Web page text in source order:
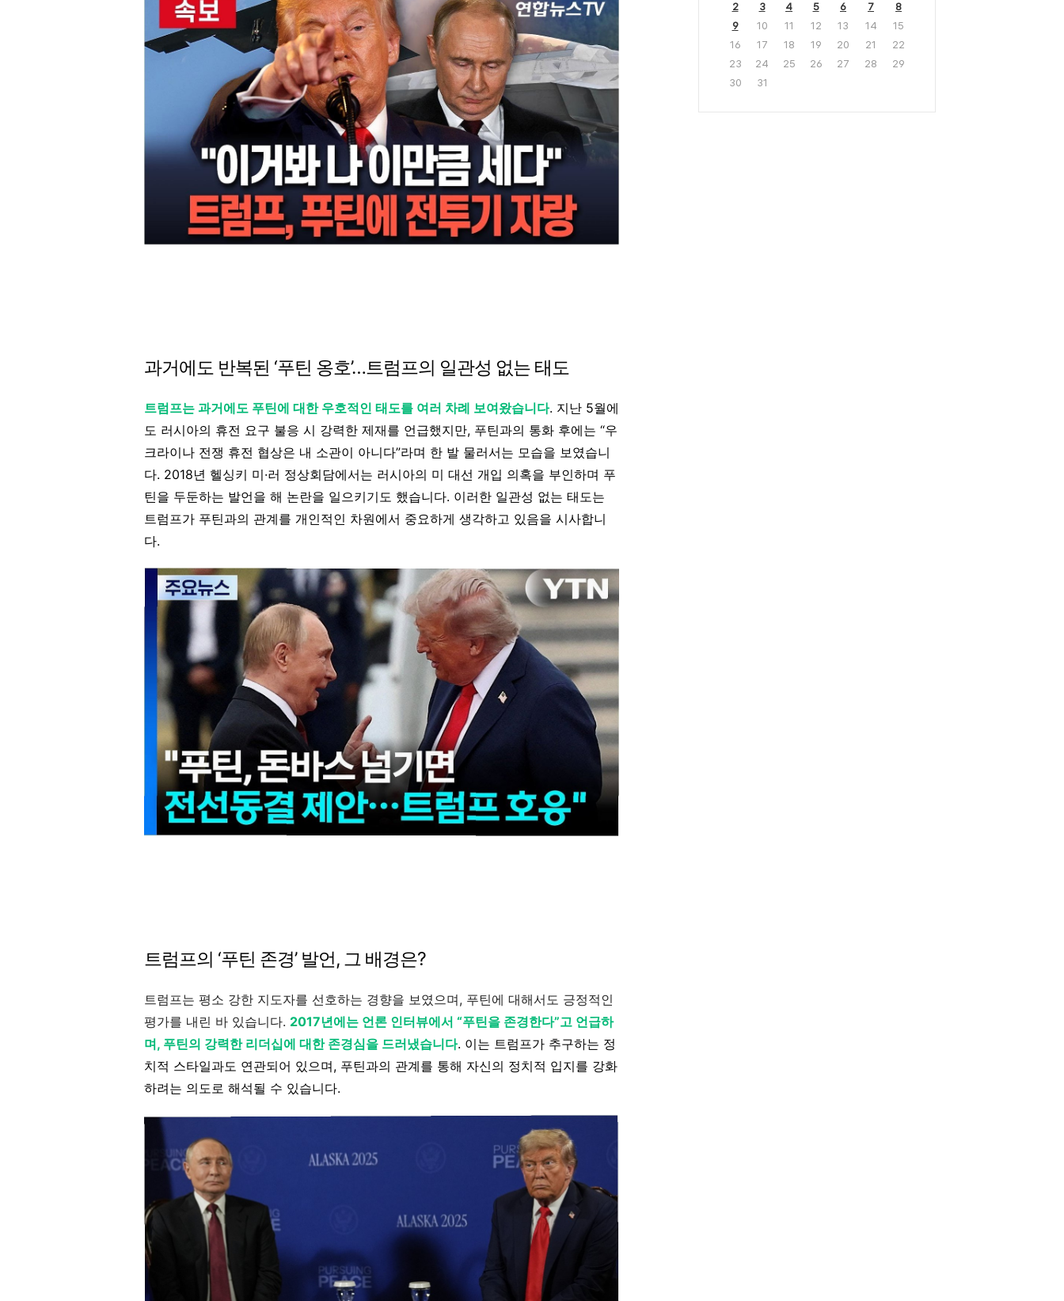
과거에도 반복된 ‘푸틴 옹호’…트럼프의 일관성 없는 태도
트럼프는 과거에도 푸틴에 대한 우호적인 태도를 여러 차례 보여왔습니다. 지난 5월에
도 러시아의 휴전 요구 불응 시 강력한 제재를 언급했지만, 푸틴과의 통화 후에는 “우
크라이나 전쟁 휴전 협상은 내 소관이 아니다”라며 한 발 물러서는 모습을 보였습니
다. 2018년 헬싱키 미·러 정상회담에서는 러시아의 미 대선 개입 의혹을 부인하며 푸
틴을 두둔하는 발언을 해 논란을 일으키기도 했습니다. 이러한 일관성 없는 태도는
트럼프가 푸틴과의 관계를 개인적인 차원에서 중요하게 생각하고 있음을 시사합니
다.
트럼프의 ‘푸틴 존경’ 발언, 그 배경은?
트럼프는 평소 강한 지도자를 선호하는 경향을 보였으며, 푸틴에 대해서도 긍정적인
평가를 내린 바 있습니다. 2017년에는 언론 인터뷰에서 “푸틴을 존경한다”고 언급하
며, 푸틴의 강력한 리더십에 대한 존경심을 드러냈습니다. 이는 트럼프가 추구하는 정
치적 스타일과도 연관되어 있으며, 푸틴과의 관계를 통해 자신의 정치적 입지를 강화
하려는 의도로 해석될 수 있습니다.
2
3 4 5 6 7
8
9
10 11 12 13 14
15
16
17 18 19 20 21
22
23
24 25 26 27 28
29
30
31